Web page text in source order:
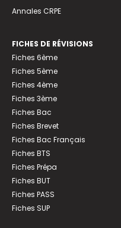
Annales CRPE
FICHES DE RÉVISIONS
Fiches 6ème
Fiches 5ème
Fiches 4ème
Fiches 3ème
Fiches Bac
Fiches Brevet
Fiches Bac Français
Fiches BTS
Fiches Prépa
Fiches BUT
Fiches PASS
Fiches SUP